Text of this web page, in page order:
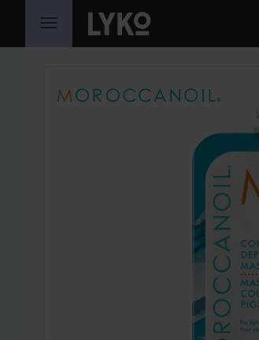
HOPPA TILL INNEHÅLLET
HOPPA ÖVER SEKTIONEN